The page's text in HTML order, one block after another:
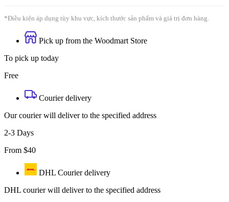
*Điều kiện áp dụng tùy khu vực, kích thước sản phẩm và giá trị đơn hàng.
Pick up from the Woodmart Store
To pick up today
Free
Courier delivery
Our courier will deliver to the specified address
2-3 Days
From $40
DHL Courier delivery
DHL courier will deliver to the specified address